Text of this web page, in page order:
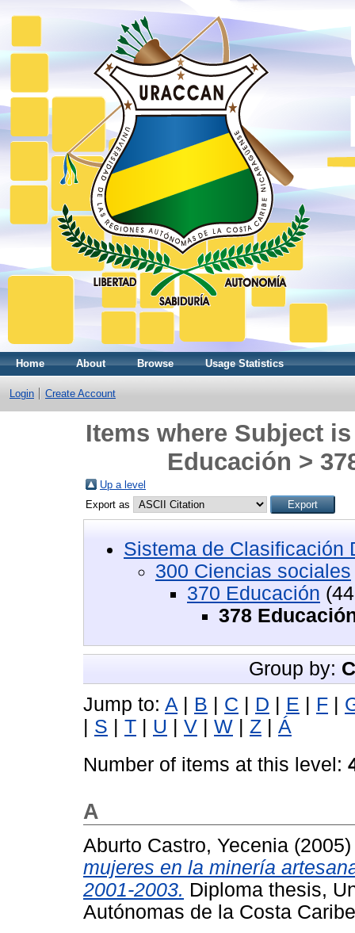
Home About Browse Usage Statistics
Login Create Account
Items where Subject
Educación >
Up a level
Export as
Sistema de Clasificación
300 Ciencias sociales
370 Educación
378
Group by:
Jump to: A | B | C | D | E | F |
| S | T | U | V | W | Z | Á
Number of items at this level:
A
Aburto Castro, Yecenia
mujeres en la minería
2001-2003. Diploma thesis,
Autónomas de la Costa